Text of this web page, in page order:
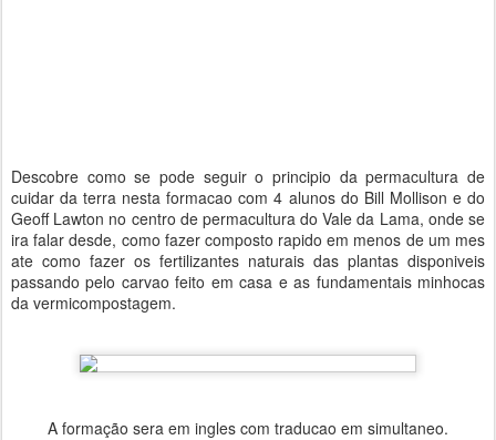
Descobre como se pode seguir o principio da permacultura de
cuidar da terra nesta formacao com 4 alunos do Bill Mollison e do
Geoff Lawton no centro de permacultura do Vale da Lama, onde se
ira falar desde, como fazer composto rapido em menos de um mes
ate como fazer os fertilizantes naturais das plantas disponiveis
passando pelo carvao feito em casa e as fundamentais minhocas
da vermicompostagem.
A formação sera em ingles com traducao em simultaneo.